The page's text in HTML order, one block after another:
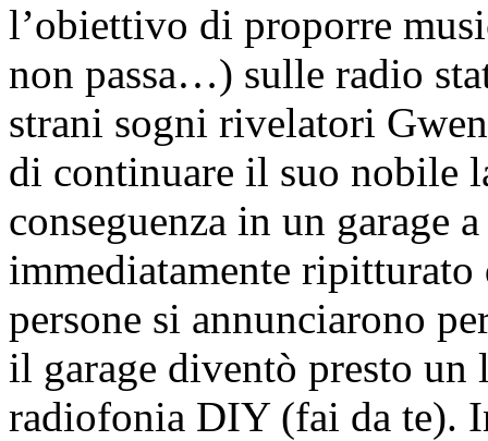
l’obiettivo di proporre
non passa…) sulle radio
strani sogni rivelatori
di continuare il suo nobile
conseguenza in un garage
immediatamente
persone si annunciarono
il garage diventò presto
radiofonia DIY (fai da te).